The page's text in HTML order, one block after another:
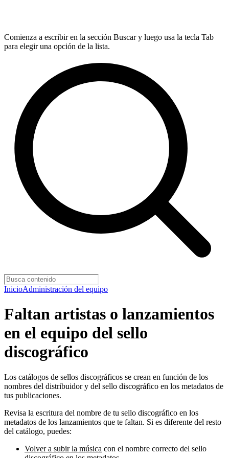
Comienza a escribir en la sección Buscar y luego usa la tecla Tab
para elegir una opción de la lista.
InicioAdministración del equipo
Faltan artistas o lanzamientos
en el equipo del sello
discográfico
Los catálogos de sellos discográficos se crean en función de los
nombres del distribuidor y del sello discográfico en los metadatos de
tus publicaciones.
Revisa la escritura del nombre de tu sello discográfico en los
metadatos de los lanzamientos que te faltan. Si es diferente del resto
del catálogo, puedes:
Volver a subir la música con el nombre correcto del sello